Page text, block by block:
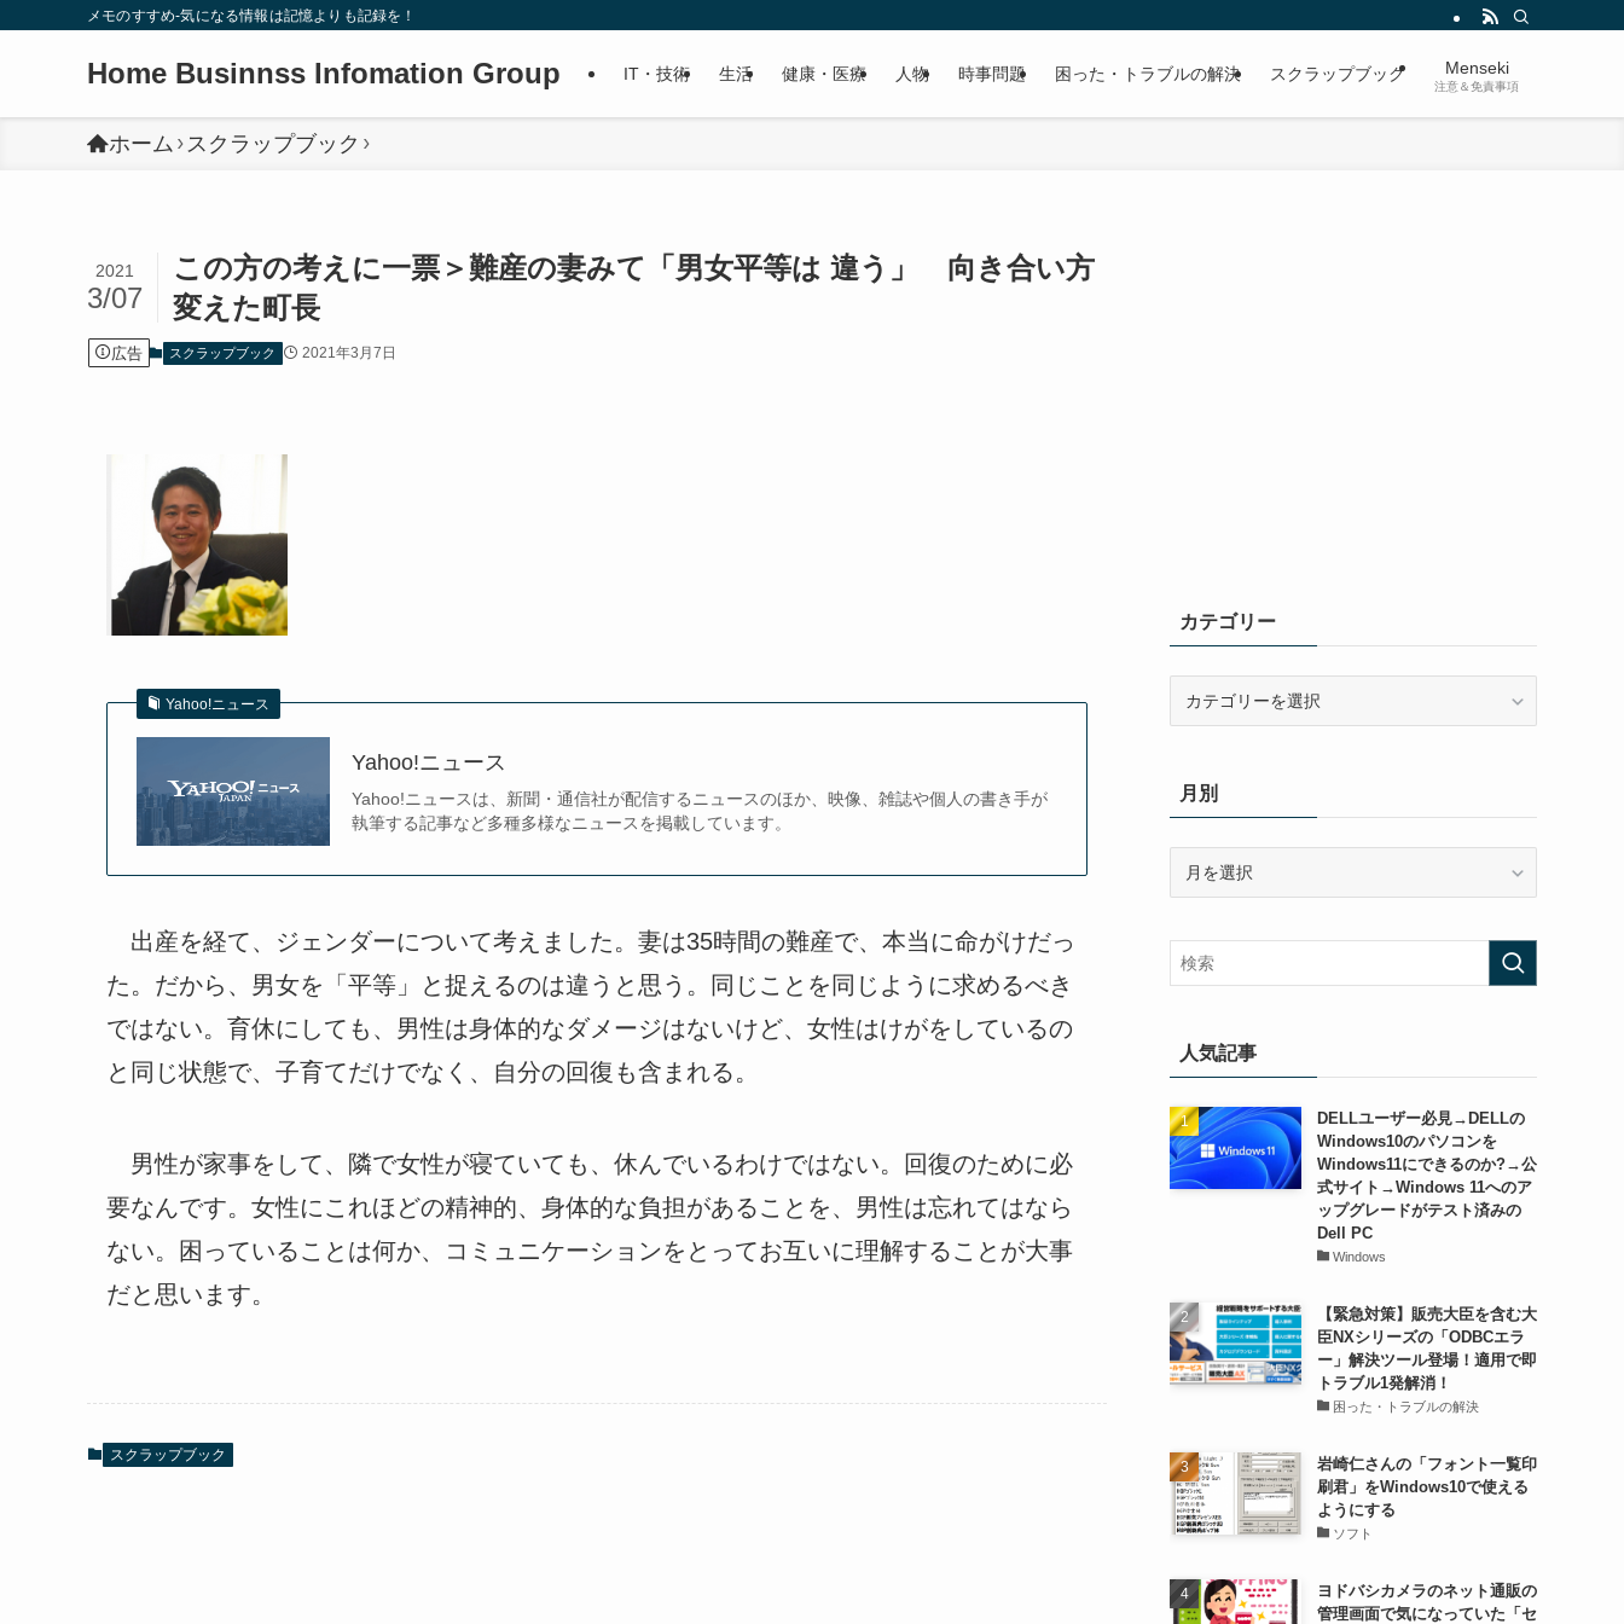
メモのすすめ-気になる情報は記憶よりも記録を！
Home Businnss Infomation Group IT・技術 生活 健康・医療 人物 時事問題 困った・トラブルの解決 スクラップブック Menseki
注意＆免責事項
ホーム スクラップブック
この方の考えに一票＞難産の妻みて「男女平等は 違う」 向き合い方
変えた町長
2021
3/07
広告 スクラップブック 2021年3月7日
Yahoo!ニュース
Yahoo!ニュース
Yahoo!ニュースは、新聞・通信社が配信するニュースのほか、映像、雑誌や個人の書き手が
執筆する記事など多種多様なニュースを掲載しています。
出産を経て、ジェンダーについて考えました。妻は35時間の難産で、本当に命がけだっ
た。だから、男女を「平等」と捉えるのは違うと思う。同じことを同じように求めるべき
ではない。育休にしても、男性は身体的なダメージはないけど、女性はけがをしているの
と同じ状態で、子育てだけでなく、自分の回復も含まれる。
男性が家事をして、隣で女性が寝ていても、休んでいるわけではない。回復のために必
要なんです。女性にこれほどの精神的、身体的な負担があることを、男性は忘れてはなら
ない。困っていることは何か、コミュニケーションをとってお互いに理解することが大事
だと思います。
スクラップブック
カテゴリー
ー月別
人気記事
DELLユーザー必見→DELLの
Windows10のパソコンを
Windows11にできるのか?→公
式サイト→Windows 11へのア
ップグレードがテスト済みの
Dell PC
Windows
【緊急対策】販売大臣を含む大
臣NXシリーズの「ODBCエラ
ー」解決ツール登場！適用で即
トラブル1発解消！
困った・トラブルの解決
岩崎仁さんの「フォント一覧印
刷君」をWindows10で使える
ようにする
ソフト
ヨドバシカメラのネット通販の
管理画面で気になっていた「セ